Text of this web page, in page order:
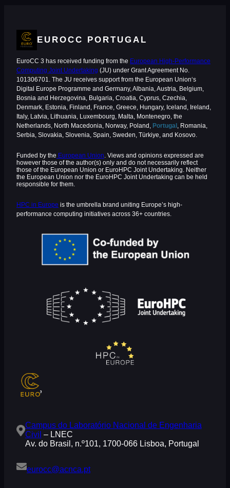
EUROCC PORTUGAL
EuroCC 3 has received funding from the European High-Performance
Computing Joint Undertaking (JU) under Grant Agreement No.
101306701. The JU receives support from the European Union‘s
Digital Europe Programme and Germany, Albania, Austria, Belgium,
Bosnia and Herzegovina, Bulgaria, Croatia, Cyprus, Czechia,
Denmark, Estonia, Finland, France, Greece, Hungary, Iceland, Ireland,
Italy, Latvia, Lithuania, Luxembourg, Malta, Montenegro, the
Netherlands, North Macedonia, Norway, Poland, Portugal , Romania,
Serbia, Slovakia, Slovenia, Spain, Sweden, Türkiye, and Kosovo.
Funded by the European Union. Views and opinions expressed are
however those of the author(s) only and do not necessarily reflect
those of the European Union or EuroHPC Joint Undertaking. Neither
the European Union nor the EuroHPC Joint Undertaking can be held
responsible for them.
HPC in Europe is the umbrella brand uniting Europe’s high-
performance computing initiatives across 36+ countries.
Campus do Laboratório Nacional de Engenharia
Civil – LNEC
Av. do Brasil, n.º101, 1700-066 Lisboa, Portugal
eurocc@acnca.pt